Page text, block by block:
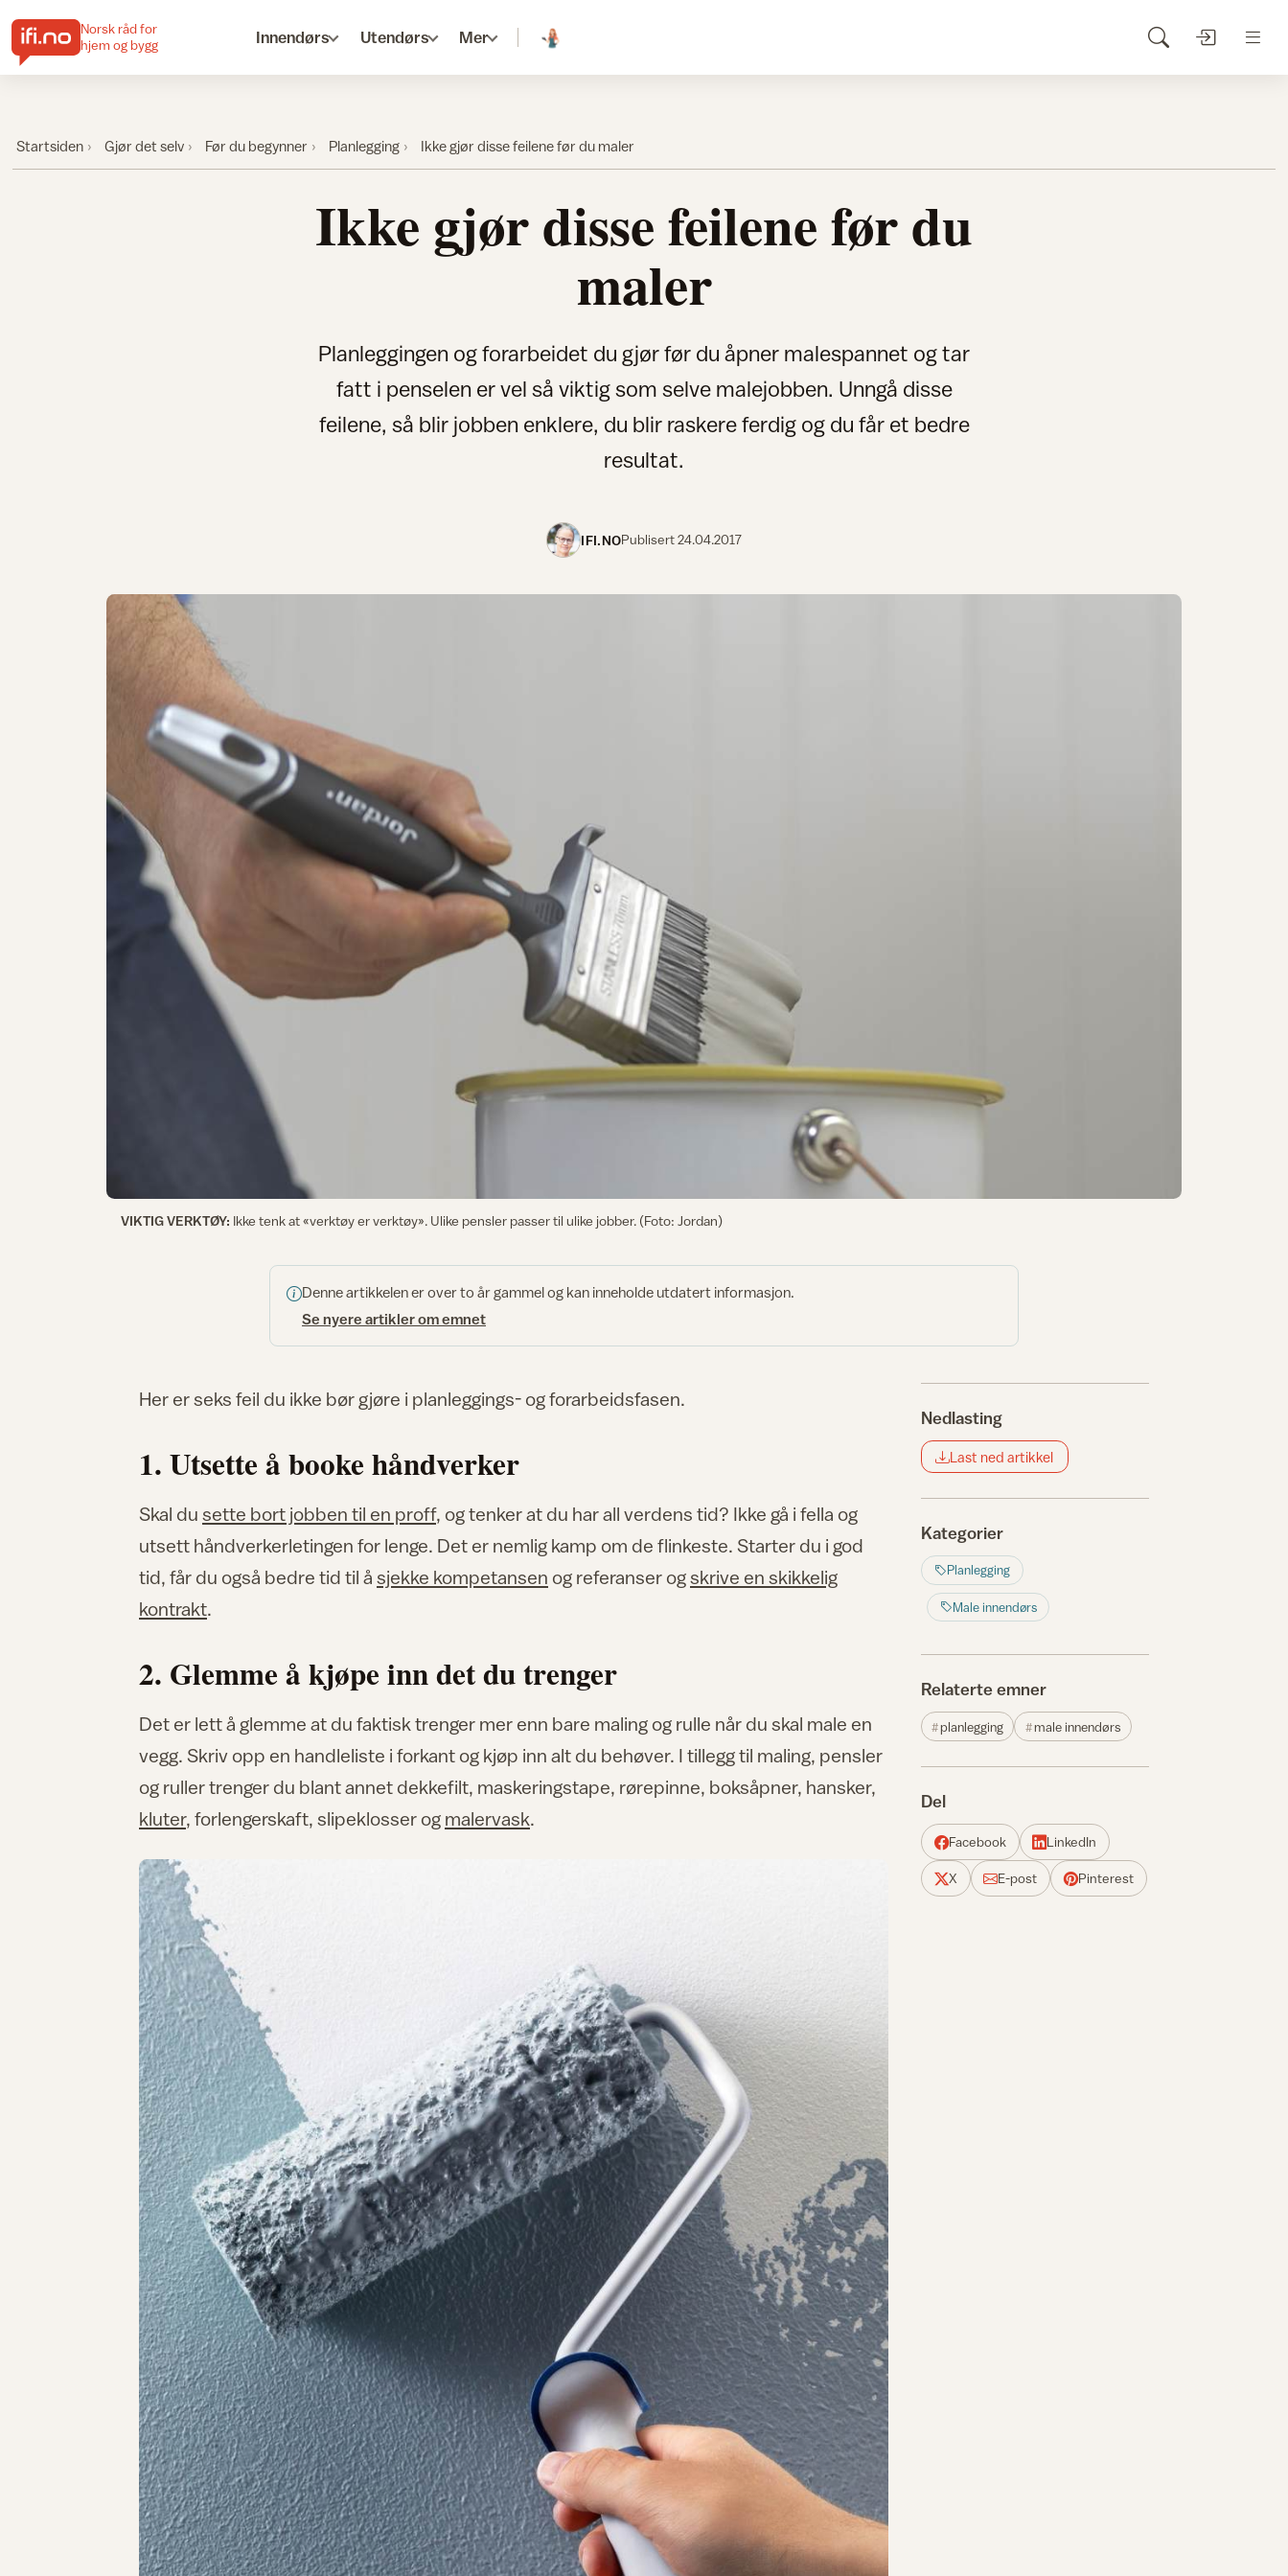
Norsk råd for
hjem og bygg
Innendørs Utendørs Mer
Startsiden Gjør det selv Før du begynner Planlegging Ikke gjør disse feilene før du maler
Ikke gjør disse feilene før du
maler
Planleggingen og forarbeidet du gjør før du åpner malespannet og tar
fatt i penselen er vel så viktig som selve malejobben. Unngå disse
feilene, så blir jobben enklere, du blir raskere ferdig og du får et bedre
resultat.
IFI.NOPublisert24.04.2017
VIKTIG VERKTØY: Ikke tenk at «verktøy er verktøy». Ulike pensler passer til ulike jobber. (Foto: Jordan)
Denne artikkelen er over to år gammel og kan inneholde utdatert informasjon.
Se nyere artikler om emnet
Her er seks feil du ikke bør gjøre i planleggings- og forarbeidsfasen.
1. Utsette å booke håndverker
Skal du sette bort jobben til en proff, og tenker at du har all verdens tid? Ikke gå i fella og
utsett håndverkerletingen for lenge. Det er nemlig kamp om de flinkeste. Starter du i god
tid, får du også bedre tid til å sjekke kompetansen og referanser ogskrive en skikkelig
kontrakt.
2. Glemme å kjøpe inn det du trenger
Det er lett å glemme at du faktisk trenger mer enn bare maling og rulle når du skal male en
vegg. Skriv opp en handleliste i forkant og kjøp inn alt du behøver. I tillegg til maling, pensler
og ruller trenger du blant annet dekkefilt, maskeringstape, rørepinne, boksåpner, hansker,
kluter, forlengerskaft, slipeklosser og malervask.
Nedlasting
Last ned artikkel
Kategorier
Planlegging
Male innendørs
Relaterte emner
planlegging male innendørs
Del
Facebook LinkedIn
X E-post Pinterest